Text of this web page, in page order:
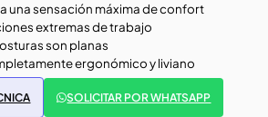
una sensación máxima de confort
extremas de trabajo
son planas
ergonómico y liviano
SOLICITAR POR WHATSAPP